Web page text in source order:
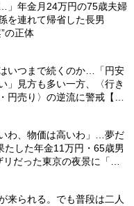
」年金月24万円の75歳夫婦
を連れて帰省した長男
の正体
いつまで続くのか…「円安
」見方も多い一方、〈行き
円売り〉の逆流に警戒【8
わ、物価は高いわ」…夢だ
たした年金11万円・65歳男
だった東京の夜景に「癒
来られる。でも普段は二人